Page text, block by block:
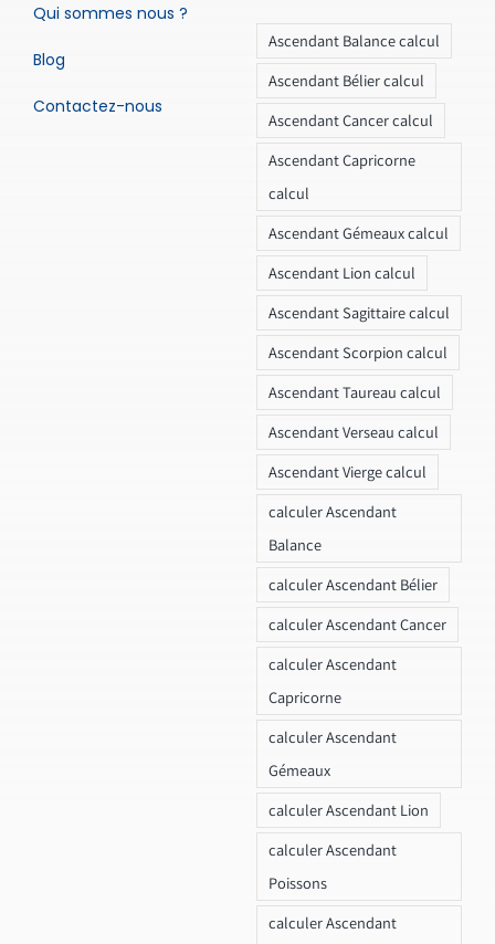
Qui sommes nous ?
Blog
Contactez-nous
Ascendant Balance calcul
Ascendant Bélier calcul
Ascendant Cancer calcul
Ascendant Capricorne
calcul
Ascendant Gémeaux calcul
Ascendant Lion calcul
Ascendant Sagittaire calcul
Ascendant Scorpion calcul
Ascendant Taureau calcul
Ascendant Verseau calcul
Ascendant Vierge calcul
calculer Ascendant
Balance
calculer Ascendant Bélier
calculer Ascendant Cancer
calculer Ascendant
Capricorne
calculer Ascendant
Gémeaux
calculer Ascendant Lion
calculer Ascendant
Poissons
calculer Ascendant